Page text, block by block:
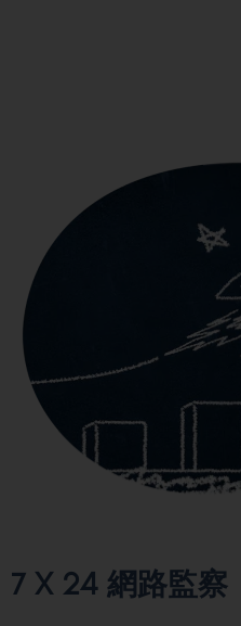
7 X 24 網路監察